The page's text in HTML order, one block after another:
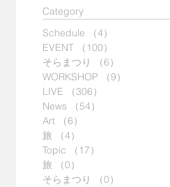
​Category
Schedule
（4）
EVENT
（100）
そらまつり
（6）
WORKSHOP
（9）
LIVE
（306）
News
（54）
Art
（6）
旅
（4）
Topic
（17）
旅
（0）
そらまつり
（0）